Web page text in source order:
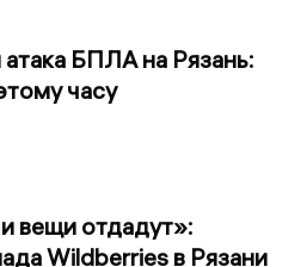
БПЛА на Рязань:
часу
вещи отдадут»:
Wildberries в Рязани